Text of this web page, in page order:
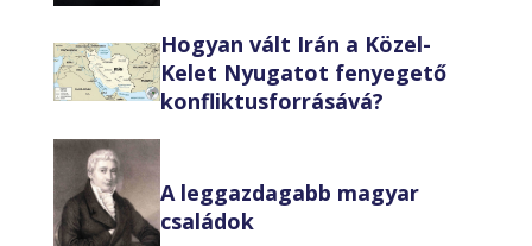
Hogyan vált Irán a Közel-
Kelet Nyugatot fenyegető
konfliktusforrásává?
A leggazdagabb magyar
családok